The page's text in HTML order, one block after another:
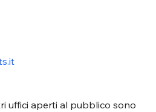
uffici aperti al pubblico sono